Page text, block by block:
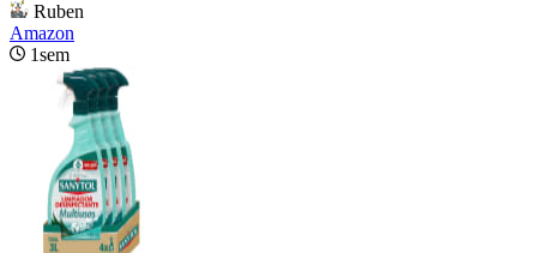
Ruben
Amazon
1sem